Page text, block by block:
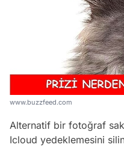
www.buzzfeed.com
Alternatif bir fotoğraf
Icloud yedeklemesini